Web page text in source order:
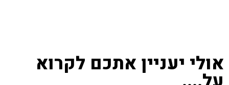
אולי יעניין אתכם לקרוא